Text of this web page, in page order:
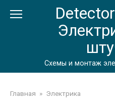
Схемы и монтаж
Главная » Электрика